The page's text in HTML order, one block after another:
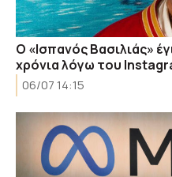
Ο «Ισπανός Βασιλιάς»
χρόνια λόγω του
06/07 14:15